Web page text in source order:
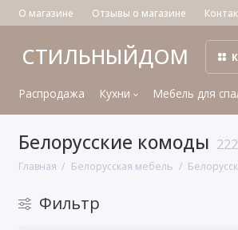
О магазине Отзывы о магазине
СТИЛЬНЫЙДОМ
Распродажа Кухни Мебель для
Белорусские комоды
Главная Белорусская мебель
Фильтр